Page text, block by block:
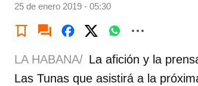
25 de enero 2019 - 05:30
LA HABANA/ La afición y la
Las Tunas que asistirá a la